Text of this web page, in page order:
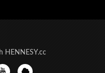
HENNESY.cc